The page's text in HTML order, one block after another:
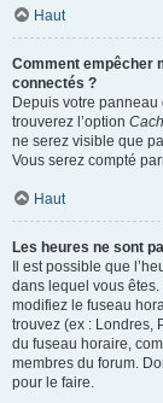
Haut
Comment empêcher
connectés ?
Depuis votre panneau
trouverez l’option
ne serez visible que
Vous serez compté
Haut
Les heures ne sont
Il est possible que
dans lequel vous
modifiez le fuseau
trouvez (ex : Londres,
du fuseau horaire,
membres du forum.
pour le faire.